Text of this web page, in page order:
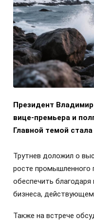
Президент
вице-премьера и
Главной темой
Трутнев доложил о
росте промышленного
обеспечить
бизнеса,
Также на встрече